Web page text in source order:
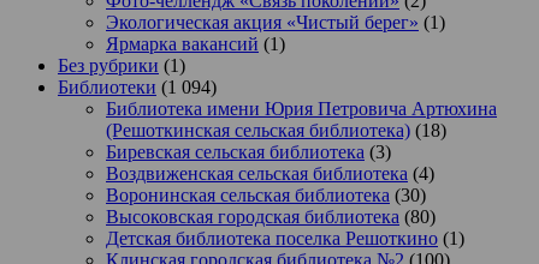
Экологическая акция «Чистый берег» (1)
Ярмарка вакансий (1)
Без рубрики (1)
Библиотеки (1 094)
Библиотека имени Юрия Петровича Артюхина
(Решоткинская сельская библиотека) (18)
Биревская сельская библиотека (3)
Воздвиженская сельская библиотека (4)
Воронинская сельская библиотека (30)
Высоковская городская библиотека (80)
Детская библиотека поселка Решоткино (1)
Клинская городская библиотека №2 (100)